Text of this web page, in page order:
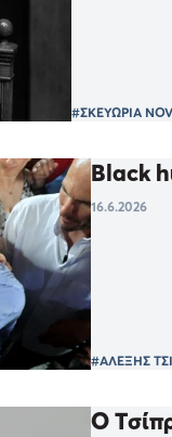
#ΣΚΕΥΩΡΙΑ
Black
16.6.2026
#ΑΛΕΞΗΣ
Ο